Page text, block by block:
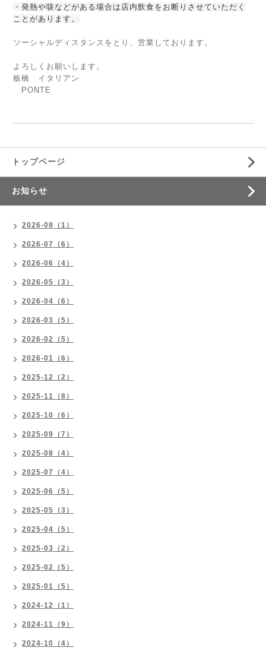
・発熱や咳などがある場合は店内飲食をお断りさせていただく
ことがあります。
ソーシャルディスタンスをとり、営業しております。
よろしくお願いします。
板橋 イタリアン
PONTE
トップページ
お知らせ
2026-08（1）
2026-07（6）
2026-06（4）
2026-05（3）
2026-04（6）
2026-03（5）
2026-02（5）
2026-01（6）
2025-12（2）
2025-11（8）
2025-10（6）
2025-09（7）
2025-08（4）
2025-07（4）
2025-06（5）
2025-05（3）
2025-04（5）
2025-03（2）
2025-02（5）
2025-01（5）
2024-12（1）
2024-11（9）
2024-10（4）